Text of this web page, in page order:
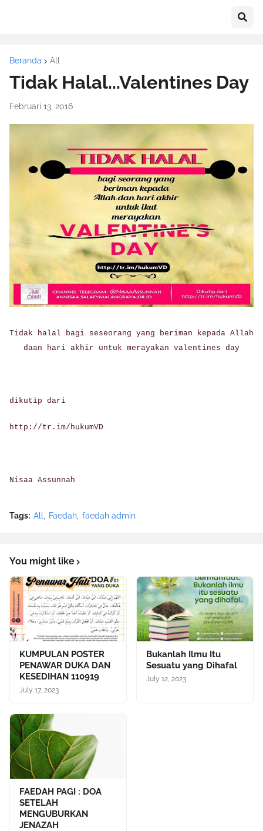
Beranda All
Tidak Halal...Valentines Day
Februari 13, 2016
Tidak halal bagi seseorang yang beriman kepada Allah
daan hari akhir untuk merayakan valentines day
dikutip dari
http://tr.im/hukumVD
Nisaa Assunnah
Tags: All Faedah faedah admin
You might like
KUMPULAN POSTER
PENAWAR DUKA DAN
KESEDIHAN 110919
July 17, 2023
Bukanlah Ilmu Itu
Sesuatu yang Dihafal
July 12, 2023
FAEDAH PAGI : DOA
SETELAH
MENGUBURKAN
JENAZAH